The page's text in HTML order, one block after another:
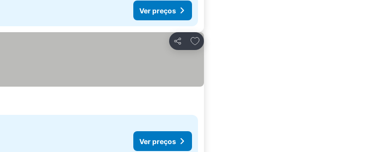
Ver preços
Partilhar
Adicionar aos favoritos
Ver preços